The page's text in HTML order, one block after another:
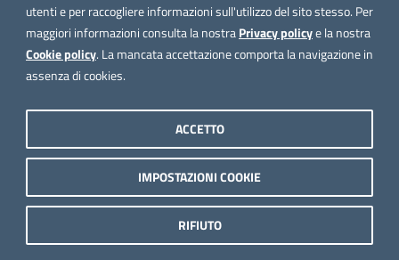
utenti e per raccogliere informazioni sull'utilizzo del sito stesso. Per
maggiori informazioni consulta la nostraPrivacy policye la nostra
Cookie policy. La mancata accettazione comporta la navigazione in
assenza di cookies.
IMPOSTAZIONI COOKIE
RIFIUTO
ACCETTO
Lo svolgimento della preselezione, l’ammissione dei
candidati così come l’esito della stessa, sarà
comunicata ai candidati mediante la sola
istituzionale del Comune di Podenzana. La
pubblicazione ha valore di notifica a tutti gli effetti di
legge, oltre che di formale convocazione alle
successive prove concorsuali per i candidati
utilmente collocati in graduatoria. L’assenza alla
prova preselettiva sarà considerata, in ogni caso
rinuncia alla partecipazione alla procedura selettiva.